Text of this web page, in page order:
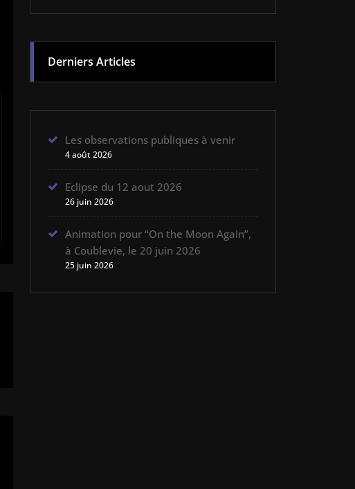
Derniers Articles
Les observations publiques à venir
4 août 2026
Eclipse du 12 aout 2026
26 juin 2026
Animation pour “On the Moon Again”,
à Coublevie, le 20 juin 2026
25 juin 2026